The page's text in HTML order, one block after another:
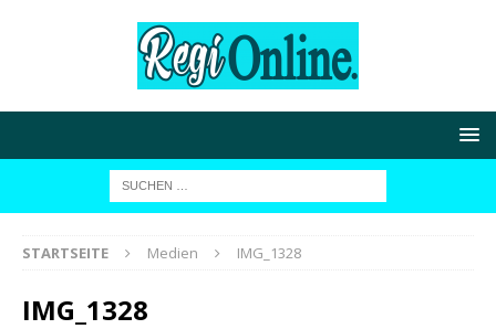
STARTSEITE Medien IMG_1328
IMG_1328